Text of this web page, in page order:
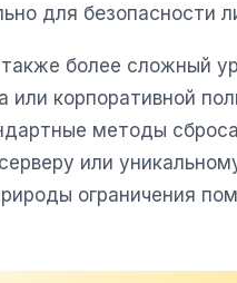
для безопасности
более сложный
или корпоративной
методы
или
ограничения